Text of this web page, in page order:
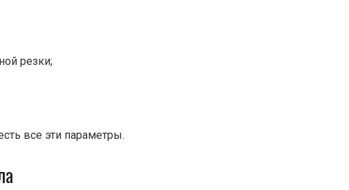
резки;
все эти параметры.